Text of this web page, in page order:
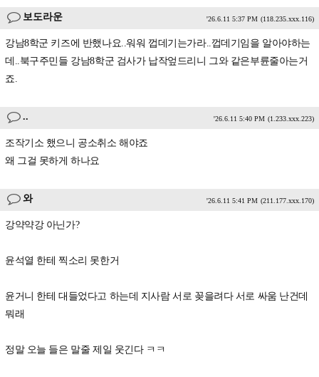
보도라운 '26.6.11 5:37 PM (118.235.xxx.116)
강남8학군 키즈에 반했나요..워워 껍데기는가라..껍데기임을 알아야하는
데..북구주민들 강남8학군 검사가 납작엎드리니 그와 같은부륜줄아는거
죠.
.. '26.6.11 5:40 PM (1.233.xxx.223)
조작기소 했으니 공소취소 해야죠
왜 그걸 못하게 하나요
와 '26.6.11 5:41 PM (211.177.xxx.170)
강약약강 아닌가?
윤석열 한테 찍소리 못한거
윤거니 한테 대들었다고 하는데 지사람 서로 꽂을려다 서로 싸움 난건데
뭐래
정말 오늘 들은 말줄 제일 웃긴다 ㅋㅋ